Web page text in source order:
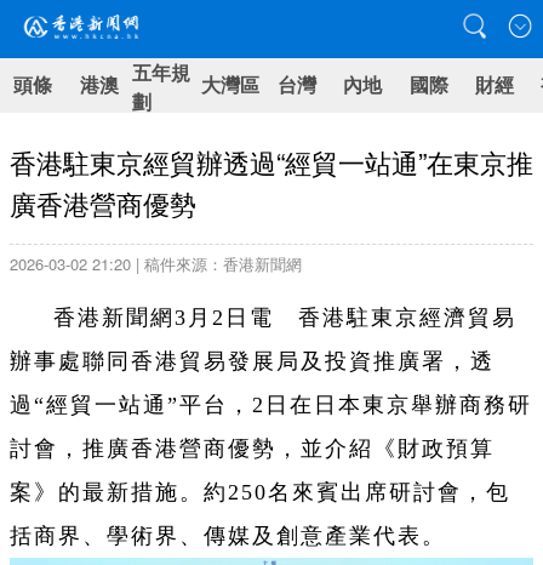
頭條 港澳 五年規
劃
大灣區 台灣 內地 國際 財經
香港駐東京經貿辦透過“經貿一站通”在東京推
廣香港營商優勢
2026-03-02 21:20 | 稿件來源：香港新聞網
香港新聞網3月2日電 香港駐東京經濟貿易
辦事處聯同香港貿易發展局及投資推廣署，透
過“經貿一站通”平台，2日在日本東京舉辦商務研
討會，推廣香港營商優勢，並介紹《財政預算
案》的最新措施。約250名來賓出席研討會，包
括商界、學術界、傳媒及創意產業代表。